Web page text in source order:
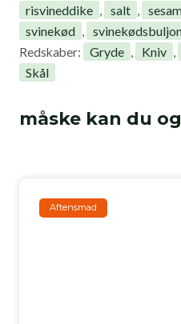
risvineddike salt
svinekød
Redskaber: Gryde Kniv
Skål
måske kan du
Aftensmad